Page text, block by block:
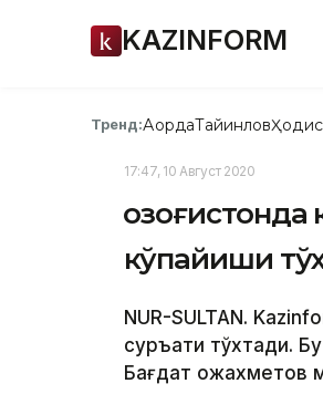
KAZINFORM
Тренд:АқордаТайинлов
17:47, 10 Август 2020
кўпайиши
NUR-SULTAN.
суръати тўхтади.
Бағдат